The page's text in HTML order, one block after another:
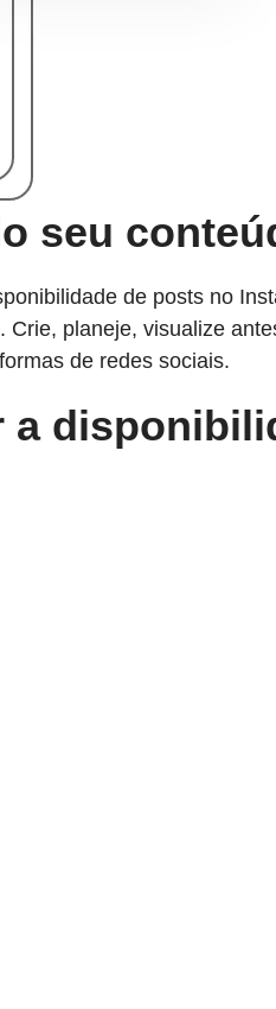
seu
de posts no
planeje, visualize
de redes sociais.